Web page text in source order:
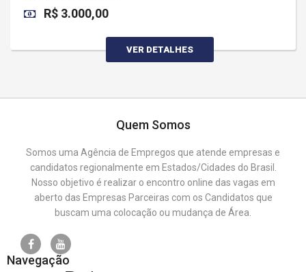
R$ 3.000,00
VER DETALHES
Quem Somos
Somos uma Agência de Empregos que atende empresas e
candidatos regionalmente em Estados/Cidades do Brasil.
Nosso objetivo é realizar o encontro online das vagas em
aberto das Empresas Parceiras com os Candidatos que
buscam uma colocação ou mudança de Área.
Navegação